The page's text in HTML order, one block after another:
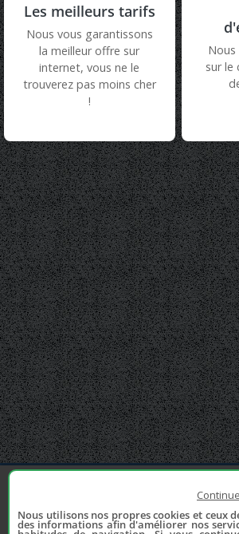
Les meilleurs tarifs
Nous vous garantissons
la meilleur offre sur
internet, vous ne le
trouverez pas moins cher
!
Nous
sur le
Nous utilisons nos propres cookies et ceux
des informations afin d'améliorer nos